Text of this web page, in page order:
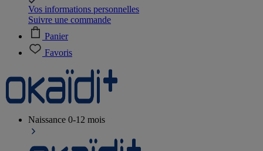
Vos informations personnelles
Suivre une commande
Panier
Favoris
Naissance 0-12 mois